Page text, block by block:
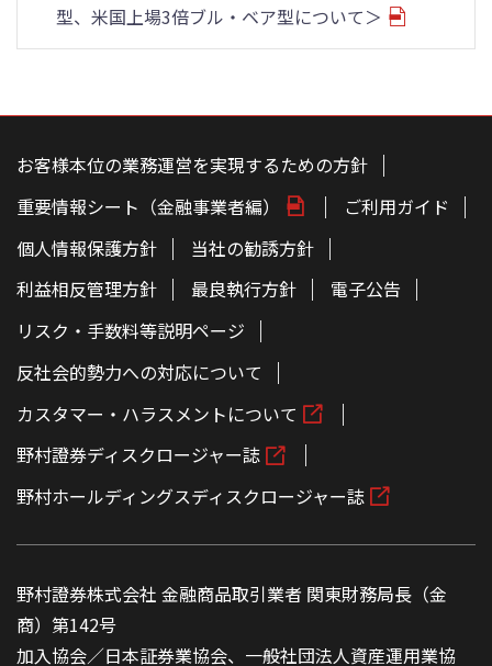
型、米国上場3倍ブル・ベア型について＞
こ
お客様本位の業務運営を実現するための方針
重要情報シート（金融事業者編）
ご利用ガイド
個人情報保護方針
当社の勧誘方針
利益相反管理方針
最良執行方針
電子公告
リスク・手数料等説明ページ
反社会的勢力への対応について
カスタマー・ハラスメントについて
野村證券ディスクロージャー誌
野村ホールディングスディスクロージャー誌
野村證券株式会社 金融商品取引業者 関東財務局長（金
商）第142号
加入協会／日本証券業協会、一般社団法人資産運用業協